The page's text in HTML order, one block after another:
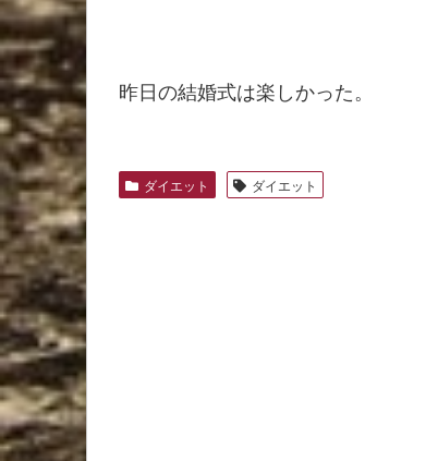
昨日の結婚式は楽しかった。
ダイエット ダイエット